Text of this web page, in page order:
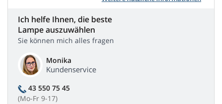
Ich helfe Ihnen, die beste
Lampe auszuwählen
Sie können mich alles fragen
Monika
Kundenservice
43 550 75 45
(Mo-Fr 9-17)